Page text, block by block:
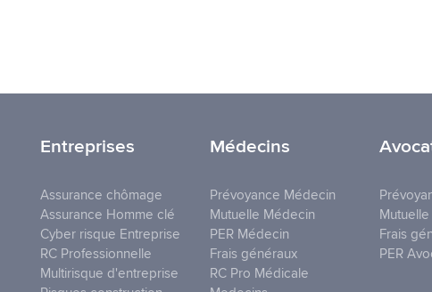
Entreprises
Assurance chômage
Assurance Homme clé
Cyber risque Entreprise
RC Professionnelle
Multirisque d'entreprise
Médecins
Prévoyance Médecin
Mutuelle Médecin
PER Médecin
Frais généraux
RC Pro Médicale
Frais
PER